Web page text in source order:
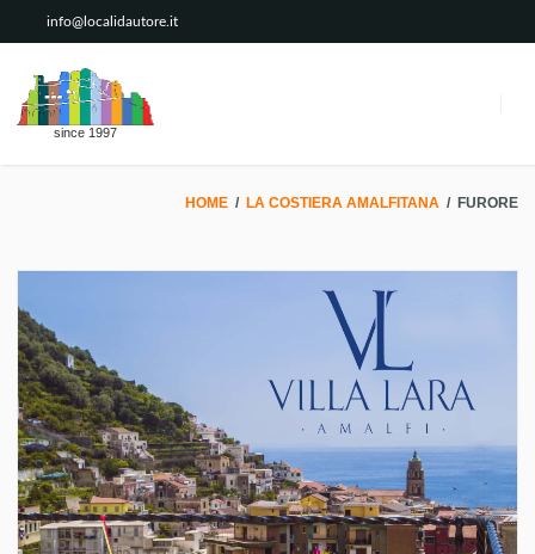
info@localidautore.it
since 1997
HOME / LA COSTIERA AMALFITANA / FURORE